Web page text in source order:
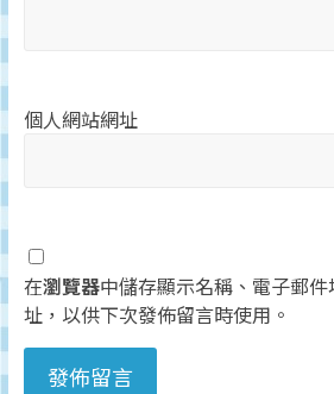
個人網站網址
在瀏覽器中儲存顯示名稱、電子郵
址，以供下次發佈留言時使用。